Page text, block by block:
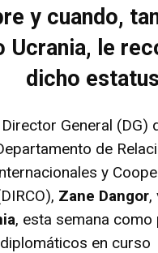
y cuando,
Ucrania, le
dicho estatus
General (DG)
de
y
Zane Dangor,
, esta semana
en curso